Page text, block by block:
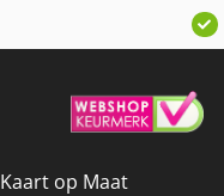
Kaart op Maat